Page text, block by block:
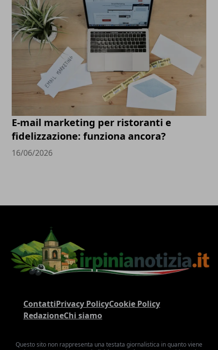
E-mail marketing per ristoranti e
fidelizzazione: funziona ancora?
16/06/2026
ContattiPrivacy PolicyCookie Policy
RedazioneChi siamo
Questo sito non rappresenta una testata giornalistica in quanto viene